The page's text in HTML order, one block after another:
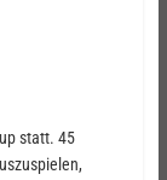
statt. 45